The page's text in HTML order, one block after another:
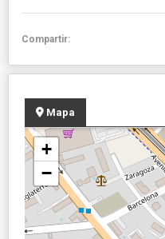
Compartir:
Mapa
+
−